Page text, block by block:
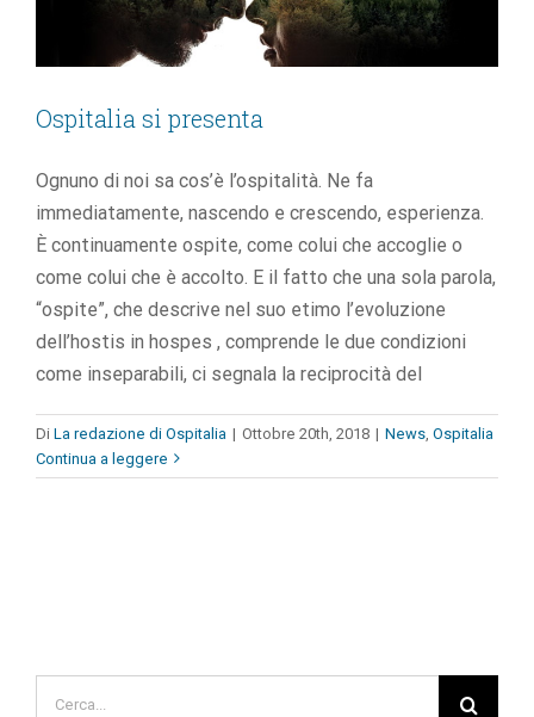
Ospitalia si presenta
Ognuno di noi sa cos’è l’ospitalità. Ne fa
immediatamente, nascendo e crescendo, esperienza.
È continuamente ospite, come colui che accoglie o
come colui che è accolto. E il fatto che una sola parola,
“ospite”, che descrive nel suo etimo l’evoluzione
dell’hostis in hospes , comprende le due condizioni
come inseparabili, ci segnala la reciprocità del
Di La redazione di Ospitalia | Ottobre 20th, 2018 | News Ospitalia
Continua a leggere